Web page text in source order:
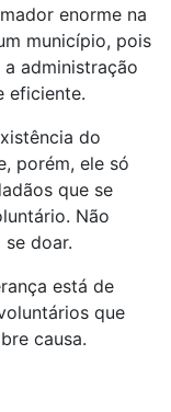
enorme na
município, pois
administração
eficiente.
do
porém, ele só
que se
Não
doar.
está de
que
causa.